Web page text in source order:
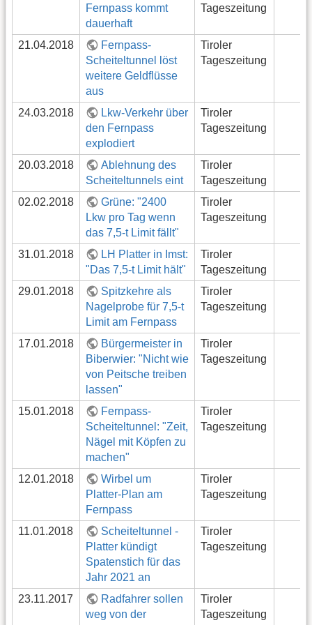
Fernpass kommt
dauerhaft
Tageszeitung
21.04.2018
Fernpass-
Scheiteltunnel löst
weitere Geldflüsse
aus
Tiroler
Tageszeitung
24.03.2018
Lkw-Verkehr über
den Fernpass
explodiert
Tiroler
Tageszeitung
20.03.2018
Ablehnung des
Scheiteltunnels eint
Tiroler
Tageszeitung
02.02.2018
Grüne: "2400
Lkw pro Tag wenn
das 7,5-t Limit fällt"
Tiroler
Tageszeitung
31.01.2018
LH Platter in Imst:
"Das 7,5-t Limit hält"
Tiroler
Tageszeitung
29.01.2018
Spitzkehre als
Nagelprobe für 7,5-t
Limit am Fernpass
Tiroler
Tageszeitung
17.01.2018
Bürgermeister in
Biberwier: "Nicht wie
von Peitsche treiben
lassen"
Tiroler
Tageszeitung
15.01.2018
Fernpass-
Scheiteltunnel: "Zeit,
Nägel mit Köpfen zu
machen"
Tiroler
Tageszeitung
12.01.2018
Wirbel um
Platter-Plan am
Fernpass
Tiroler
Tageszeitung
11.01.2018
Scheiteltunnel -
Platter kündigt
Spatenstich für das
Jahr 2021 an
Tiroler
Tageszeitung
23.11.2017
Radfahrer sollen
weg von der
Tiroler
Tageszeitung